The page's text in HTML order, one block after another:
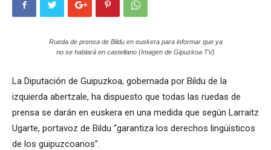
Rueda de prensa de Bildu en euskera para informar que ya
no se hablará en castellano (Imagen de Gipuzkoa TV)
La Diputación de Guipuzkoa, gobernada por Bildu de la
izquierda abertzale, ha dispuesto que todas las ruedas de
prensa se darán en euskera en una medida que según Larraitz
Ugarte, portavoz de Bildu “garantiza los derechos lingüísticos
de los guipuzcoanos”.